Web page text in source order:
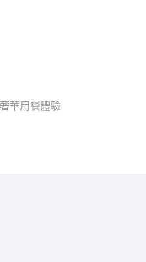
華用餐體驗